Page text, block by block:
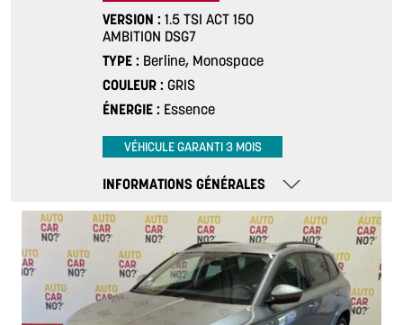
VERSION
1.5 TSI ACT 150
AMBITION DSG7
TYPE
Berline, Monospace
COULEUR
GRIS
ÉNERGIE
Essence
VÉHICULE GARANTI 3 MOIS
INFORMATIONS GÉNÉRALES